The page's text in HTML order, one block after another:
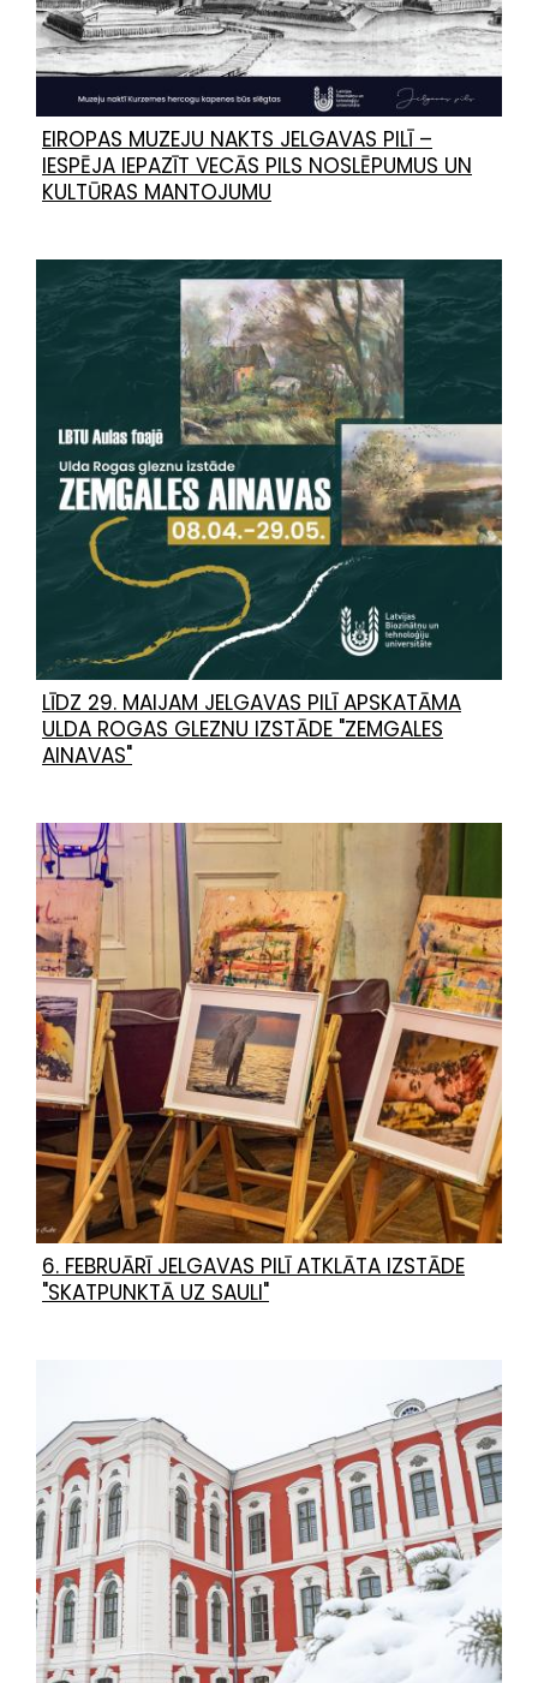
EIROPAS MUZEJU NAKTS JELGAVAS PILĪ –
IESPĒJA IEPAZĪT VECĀS PILS NOSLĒPUMUS UN
KULTŪRAS MANTOJUMU
LĪDZ 29. MAIJAM JELGAVAS PILĪ APSKATĀMA
ULDA ROGAS GLEZNU IZSTĀDE "ZEMGALES
AINAVAS"
6. FEBRUĀRĪ JELGAVAS PILĪ ATKLĀTA IZSTĀDE
"SKATPUNKTĀ UZ SAULI"